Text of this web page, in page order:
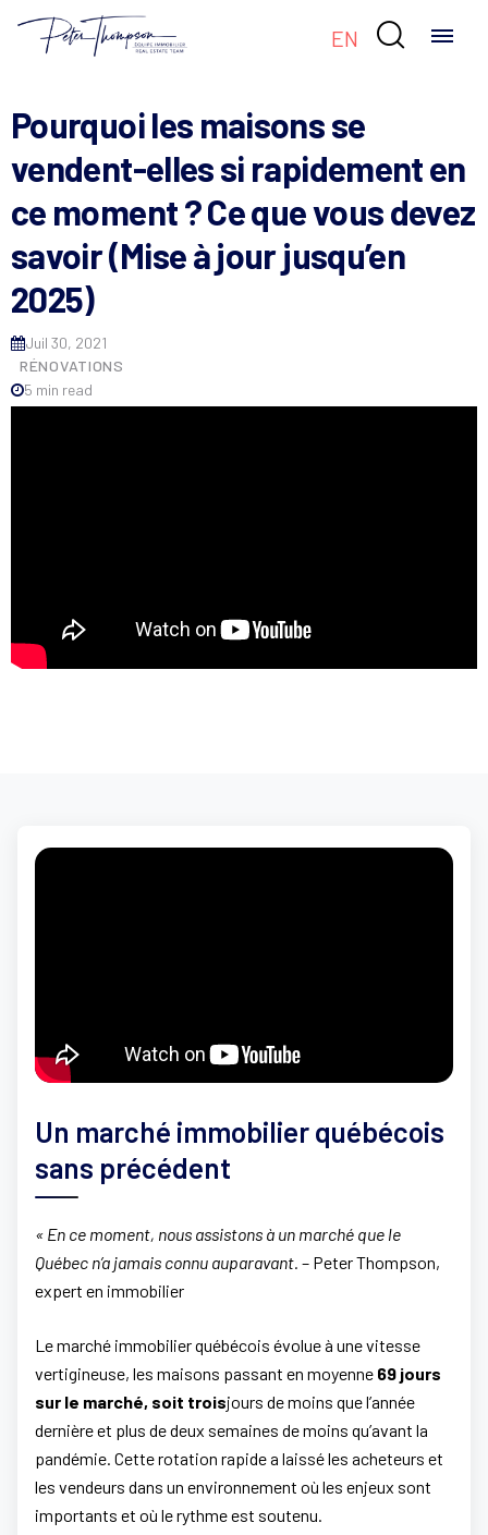
EN 
Pourquoi les maisons se
vendent-elles si rapidement en
ce moment ? Ce que vous devez
savoir (Mise à jour jusqu’en
2025)
Juil 30, 2021
RÉNOVATIONS
5 min read
Un marché immobilier québécois
sans précédent
« En ce moment, nous assistons à un marché que le
Québec n’a jamais connu auparavant. – Peter Thompson,
expert en immobilier
Le marché immobilier québécois évolue à une vitesse
vertigineuse, les maisons passant en moyenne 69 jours
sur le marché, soit troisjours de moins que l’année
dernière et plus de deux semaines de moins qu’avant la
pandémie. Cette rotation rapide a laissé les acheteurs et
les vendeurs dans un environnement où les enjeux sont
importants et où le rythme est soutenu.